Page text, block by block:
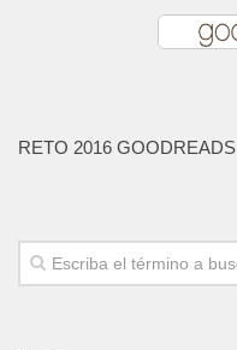
RETO 2016 GOODREADS